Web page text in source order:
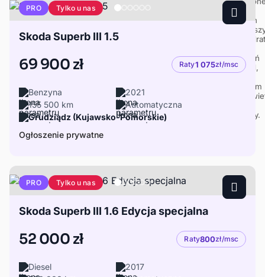
PRO Tylko u nas
Skoda Superb III 1.5
69 900 zł Raty1 075zł/msc
Benzyna
2021
155 500 km
Automatyczna
Grudziądz (Kujawsko-Pomorskie)
Ogłoszenie prywatne
PRO Tylko u nas
Skoda Superb III 1.6 Edycja specjalna
52 000 zł Raty800zł/msc
Diesel
2017